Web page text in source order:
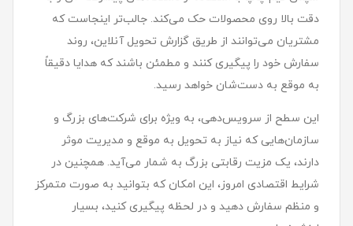
دقت بالا روی محصولات حک می‌کند. جالب‌تر اینجاست که
مشتریان می‌توانند از طریق گزارش تحویل آنلاین، روند
سفارش خود را پیگیری کنند و مطمئن باشند که هدایا دقیقاً
به موقع به دست‌شان خواهد رسید.
این سطح از سرویس‌دهی، به ویژه برای شرکت‌های بزرگ و
سازمان‌هایی که نیاز به تحویل به موقع و مدیریت موثر
دارند، یک مزیت رقابتی بزرگ به شمار می‌آید. همچنین در
شرایط اقتصادی امروز، این امکان که بتوانید به صورت متمرکز
و منظم سفارش دهید و در لحظه پیگیری کنید، بسیار